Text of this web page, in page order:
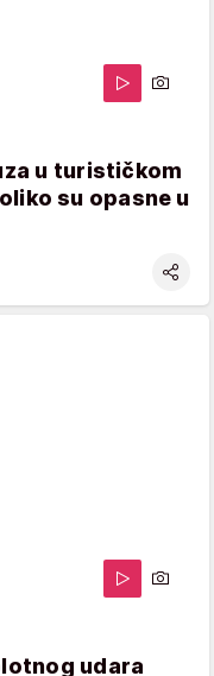
u turističkom
su opasne u
udara